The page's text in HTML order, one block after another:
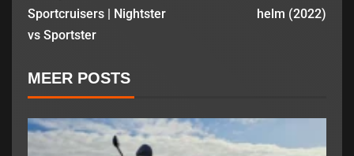
Sportcruisers | Nightster
vs Sportster
helm (2022)
MEER POSTS